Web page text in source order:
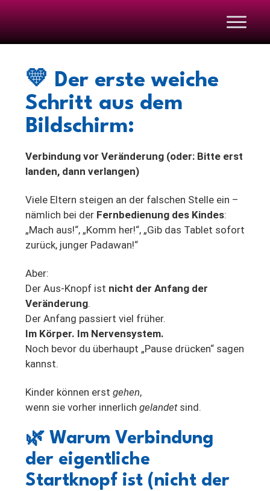
💛 Der erste weiche
Schritt aus dem
Bildschirm:
Verbindung vor Veränderung (oder: Bitte erst
landen, dann verlangen)
Viele Eltern steigen an der falschen Stelle ein –
nämlich bei der Fernbedienung des Kindes:
„Mach aus!“, „Komm her!“, „Gib das Tablet sofort
zurück, junger Padawan!“
Aber:
Der Aus-Knopf ist nicht der Anfang der
Veränderung.
Der Anfang passiert viel früher.
Im Körper. Im Nervensystem.
Noch bevor du überhaupt „Pause drücken“ sagen
kannst.
Kinder können erst gehen,
wenn sie vorher innerlich gelandetsind.
🌿 Warum Verbindung
der eigentliche
Startknopf ist (nicht der